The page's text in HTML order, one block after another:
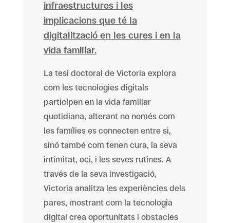
infraestructures i les
implicacions que té la
digitalització en les cures i en la
vida familiar.
La tesi doctoral de Victoria explora
com les tecnologies digitals
participen en la vida familiar
quotidiana, alterant no només com
les famílies es connecten entre si,
sinó també com tenen cura, la seva
intimitat, oci, i les seves rutines. A
través de la seva investigació,
Victoria analitza les experiències dels
pares, mostrant com la tecnologia
digital crea oportunitats i obstacles